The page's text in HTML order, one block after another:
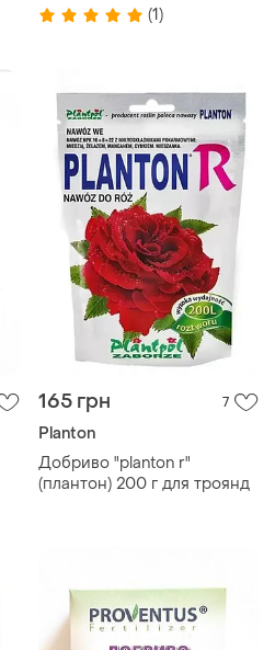
(1)
165 грн 7
Planton
Добриво "planton r"
(плантон) 200 г для троянд